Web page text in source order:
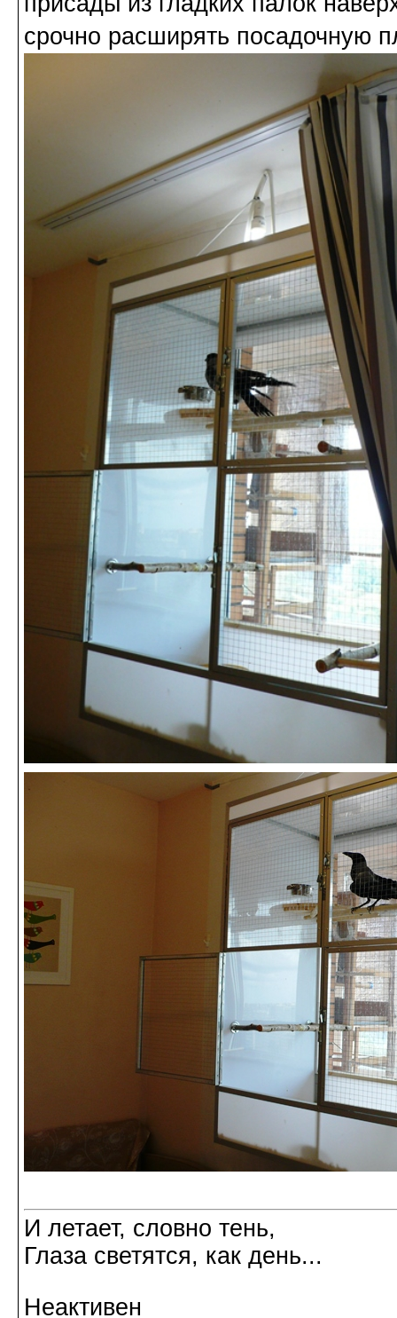
срочно расширять посадочную
И летает, словно тень,
Глаза светятся, как день...
Неактивен